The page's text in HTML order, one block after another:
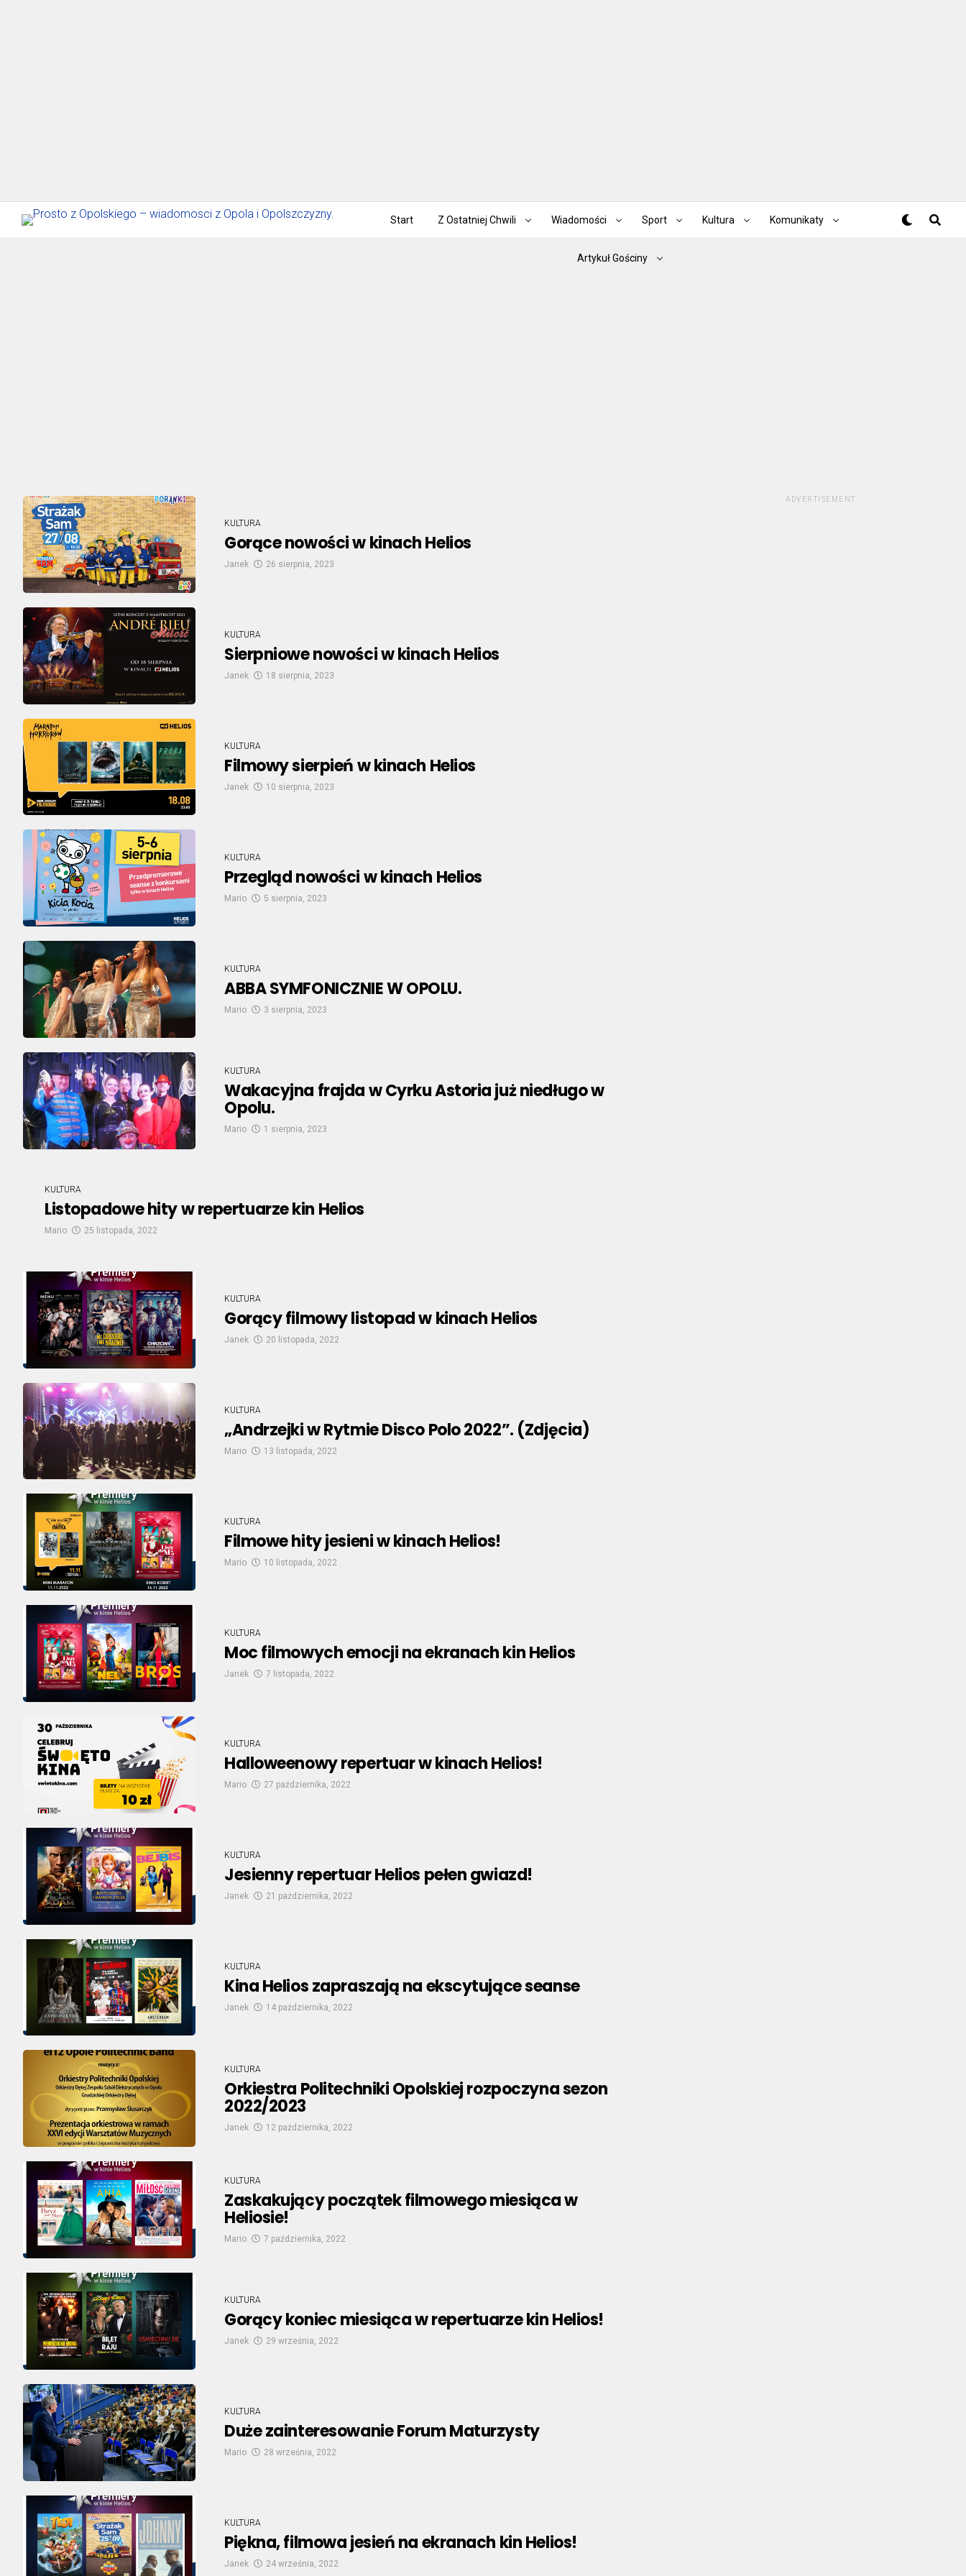
Start Z Ostatniej Chwili Wiadomości Sport Kultura Komunikaty
Artykuł Gościny
KULTURA
Gorące nowości w kinach Helios
Janek 26 sierpnia, 2023
KULTURA
Sierpniowe nowości w kinach Helios
Janek 18 sierpnia, 2023
KULTURA
Filmowy sierpień w kinach Helios
Janek 10 sierpnia, 2023
KULTURA
Przegląd nowości w kinach Helios
Mario 5 sierpnia, 2023
KULTURA
ABBA SYMFONICZNIE W OPOLU.
Mario 3 sierpnia, 2023
KULTURA
Wakacyjna frajda w Cyrku Astoria już niedługo w
Opolu.
Mario 1 sierpnia, 2023
KULTURA
Listopadowe hity w repertuarze kin Helios
Mario 25 listopada, 2022
KULTURA
Gorący filmowy listopad w kinach Helios
Janek 20 listopada, 2022
KULTURA
„Andrzejki w Rytmie Disco Polo 2022”. (Zdjęcia)
Mario 13 listopada, 2022
KULTURA
Filmowe hity jesieni w kinach Helios!
Mario 10 listopada, 2022
KULTURA
Moc filmowych emocji na ekranach kin Helios
Janek 7 listopada, 2022
KULTURA
Halloweenowy repertuar w kinach Helios!
Mario 27 października, 2022
KULTURA
Jesienny repertuar Helios pełen gwiazd!
Janek 21 października, 2022
KULTURA
Kina Helios zapraszają na ekscytujące seanse
Janek 14 października, 2022
KULTURA
Orkiestra Politechniki Opolskiej rozpoczyna sezon
2022/2023
Janek 12 października, 2022
KULTURA
Zaskakujący początek filmowego miesiąca w
Heliosie!
Mario 7 października, 2022
KULTURA
Gorący koniec miesiąca w repertuarze kin Helios!
Janek 29 września, 2022
KULTURA
Duże zainteresowanie Forum Maturzysty
Mario 28 września, 2022
KULTURA
Piękna, filmowa jesień na ekranach kin Helios!
Janek 24 września, 2022
ADVERTISEMENT